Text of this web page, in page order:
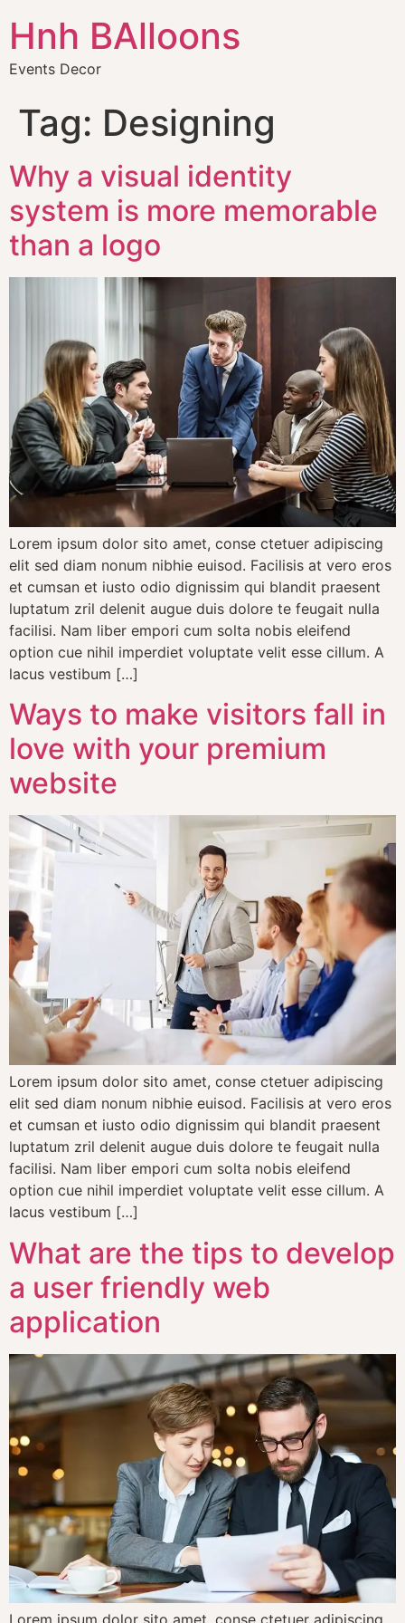
Hnh BAlloons
Events Decor
Tag: Designing
Why a visual identity
system is more memorable
than a logo
Lorem ipsum dolor sito amet, conse ctetuer adipiscing
elit sed diam nonum nibhie euisod. Facilisis at vero eros
et cumsan et iusto odio dignissim qui blandit praesent
luptatum zril delenit augue duis dolore te feugait nulla
facilisi. Nam liber empori cum solta nobis eleifend
option cue nihil imperdiet voluptate velit esse cillum. A
lacus vestibum […]
Ways to make visitors fall in
love with your premium
website
Lorem ipsum dolor sito amet, conse ctetuer adipiscing
elit sed diam nonum nibhie euisod. Facilisis at vero eros
et cumsan et iusto odio dignissim qui blandit praesent
luptatum zril delenit augue duis dolore te feugait nulla
facilisi. Nam liber empori cum solta nobis eleifend
option cue nihil imperdiet voluptate velit esse cillum. A
lacus vestibum […]
What are the tips to develop
a user friendly web
application